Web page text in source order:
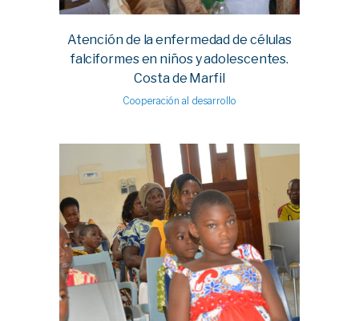
Atención de la enfermedad de células
falciformes en niños y adolescentes.
Costa de Marfil
Cooperación al desarrollo